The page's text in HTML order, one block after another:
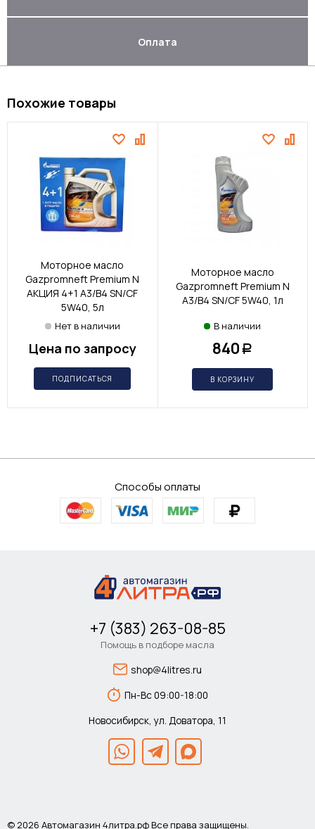
Оплата
Похожие товары
Моторное масло
Gazpromneft Premium N
АКЦИЯ 4+1 A3/B4 SN/CF
5W40, 5л
Нет в наличии
Цена по запросу
ПОДПИСАТЬСЯ
Моторное масло
Gazpromneft Premium N
A3/B4 SN/CF 5W40, 1л
В наличии
840 Р
В КОРЗИНУ
Способы оплаты
+7 (383) 263-08-85
Помощь в подборе масла
shop@4litres.ru
Пн-Вс 09:00-18:00
Новосибирск, ул. Доватора, 11
© 2026 Автомагазин 4литра.рф Все права защищены.